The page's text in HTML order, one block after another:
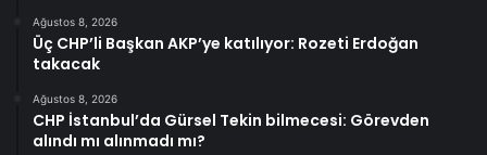
Ağustos 8, 2026
Üç CHP’li Başkan AKP’ye katılıyor: Rozeti Erdoğan
takacak
Ağustos 8, 2026
CHP İstanbul’da Gürsel Tekin bilmecesi: Görevden
alındı mı alınmadı mı?